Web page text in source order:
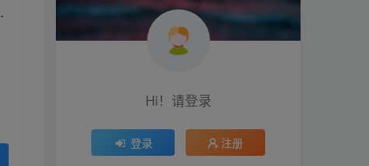
媒开发/等等
Hi！请登录
登录 注册